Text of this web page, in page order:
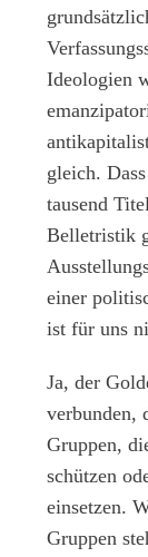
Ideologien
gleich.
tausend
Belletristik
einer
ist für uns
Ja, der
verbunden,
Gruppen,
schützen
einsetzen.
Gruppen